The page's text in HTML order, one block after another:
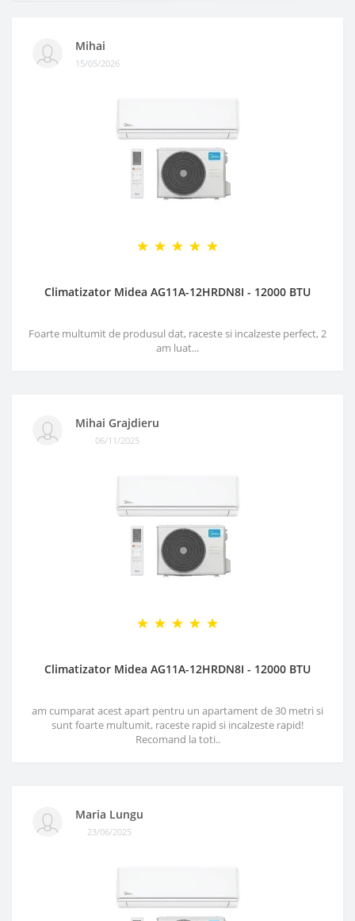
Mihai
15/05/2026
Climatizator Midea AG11A-12HRDN8I - 12000 BTU
Foarte multumit de produsul dat, raceste si incalzeste perfect, 2
am luat...
Mihai Grajdieru
06/11/2025
Climatizator Midea AG11A-12HRDN8I - 12000 BTU
am cumparat acest apart pentru un apartament de 30 metri si
sunt foarte multumit, raceste rapid si incalzeste rapid!
Recomand la toti..
Maria Lungu
23/06/2025